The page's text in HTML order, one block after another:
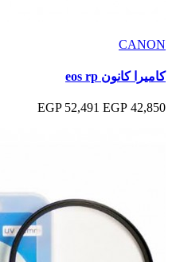
CANON
كاميرا كانون eos rp
42,850 EGP
52,491 EGP